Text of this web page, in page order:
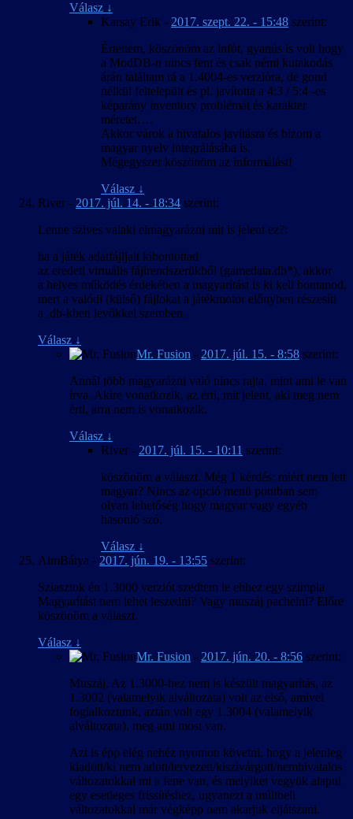
Válasz ↓
Karsay Erik - 2017. szept. 22. - 15:48 szerint:
Értettem, köszönöm az infót, gyanús is volt hogy
a ModDB-n nincs fent és csak némi kutakodás
árán találtam rá a 1.4004-es verzióra, de gond
nélkül feltelepült és pl. javította a 4:3 / 5:4 -es
képarány inventory problémát és karakter
méretet….
Akkor várok a hivatalos javításra és bízom a
magyar nyelv integrálásába is.
Mégegyszer köszönöm az informálást!
Válasz ↓
River - 2017. júl. 14. - 18:34 szerint:
Lenne szives valaki elmagyarázni mit is jelent ez?:
ha a játék adatfájljait kibontottad
az eredeti virtuális fájlrendszerükből (gamedata.db*), akkor
a helyes működés érdekében a magyarítást is ki kell bontanod,
mert a valódi (külső) fájlokat a játékmotor előnyben részesíti
a .db-kben levőkkel szemben.
Válasz ↓
Mr. Fusion - 2017. júl. 15. - 8:58 szerint:
Annál több magyarázni való nincs rajta, mint ami le van
írva. Akire vonatkozik, az érti, mit jelent, aki meg nem
érti, arra nem is vonatkozik.
Válasz ↓
River - 2017. júl. 15. - 10:11 szerint:
köszönöm a választ. Még 1 kérdés: miért nem lett
magyar? Nincs az opció menü pontban sem
olyan lehetőség hogy magyar vagy egyéb
hasonló szó.
Válasz ↓
AimBátya - 2017. jún. 19. - 13:55 szerint:
Sziasztok én 1.3000 verziót szedtem le ehhez egy szimpla
Magyarítást nem lehet leszedni? Vagy muszáj pachelni? Előre
köszönöm a választ.
Válasz ↓
Mr. Fusion - 2017. jún. 20. - 8:56 szerint:
Muszáj. Az 1.3000-hez nem is készült magyarítás, az
1.3002 (valamelyik alváltozata) volt az első, amivel
foglalkoztunk, aztán volt egy 1.3004 (valamelyik
alváltozata), meg ami most van.
Azt is épp elég nehéz nyomon követni, hogy a jelenleg
kiadott/ki nem adott/tervezett/kiszivárgott/nemhivatalos
változatokkal mi a fene van, és melyiket vegyük alapul
egy esetleges frissítéshez, ugyanezt a múltbeli
változatokkal már végképp nem akarjuk eljátszani.